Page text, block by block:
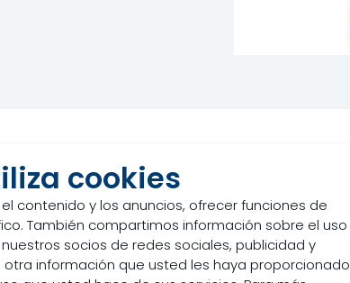
cookies
contenido y los anuncios, ofrecer funciones de
También compartimos información sobre el uso
socios de redes sociales, publicidad y
información que usted les haya proporcionado
Hidroxicloruro de Zinc